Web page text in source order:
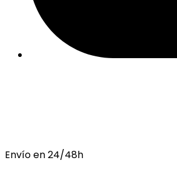
Envío en 24/48h